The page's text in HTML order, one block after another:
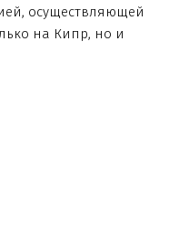
осуществляющей
на Кипр, но и